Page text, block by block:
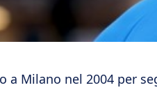
a Milano nel 2004 per